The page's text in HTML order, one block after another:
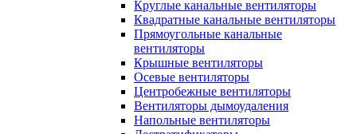
Круглые канальные вентиляторы
Квадратные канальные вентиляторы
Прямоугольные канальные
вентиляторы
Крышные вентиляторы
Осевые вентиляторы
Центробежные вентиляторы
Вентиляторы дымоудаления
Напольные вентиляторы